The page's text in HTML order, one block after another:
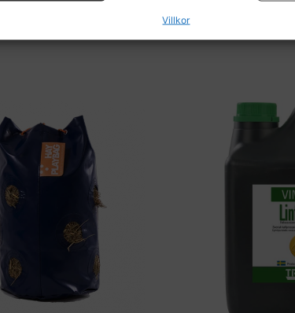
säkerhet, förhindra och upptäcka bedrägerier
fel, Leverera och visa reklam och innehåll, Spara
dina integritetsval.
Villkor